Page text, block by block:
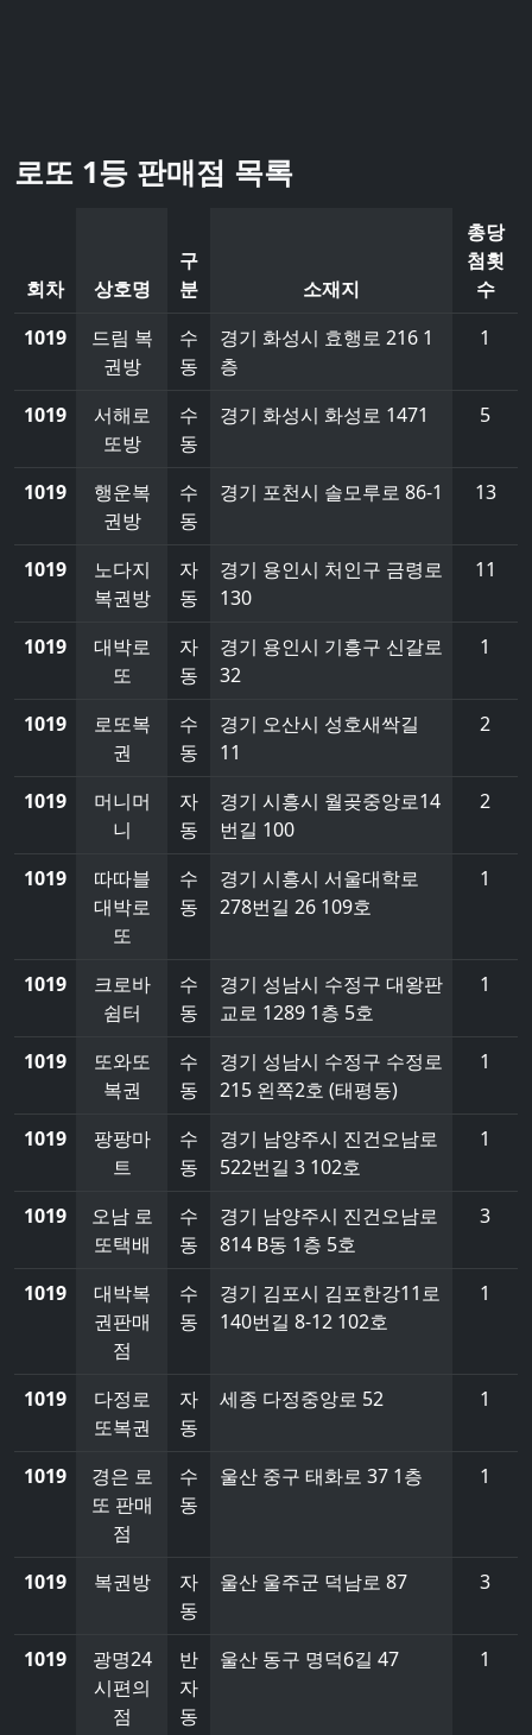
로또 1등 판매점 목록
회차 상호명
구
분
소재지
총당
첨횟
수
1019
드림 복
권방
수
동
경기 화성시 효행로 216 1
층
1
1019
서해로
또방
수
동
경기 화성시 화성로 1471 5
1019
행운복
권방
수
동
경기 포천시 솔모루로 86-1 13
1019
노다지
복권방
자
동
경기 용인시 처인구 금령로
130
11
1019
대박로
또
자
동
경기 용인시 기흥구 신갈로
32
1
1019
로또복
권
수
동
경기 오산시 성호새싹길
11
2
1019
머니머
니
자
동
경기 시흥시 월곶중앙로14
번길 100
2
1019
따따블
대박로
또
수
동
경기 시흥시 서울대학로
278번길 26 109호
1
1019
크로바
쉼터
수
동
경기 성남시 수정구 대왕판
교로 1289 1층 5호
1
1019
또와또
복권
수
동
경기 성남시 수정구 수정로
215 왼쪽2호 (태평동)
1
1019
팡팡마
트
수
동
경기 남양주시 진건오남로
522번길 3 102호
1
1019
오남 로
또택배
수
동
경기 남양주시 진건오남로
814 B동 1층 5호
3
1019
대박복
권판매
점
수
동
경기 김포시 김포한강11로
140번길 8-12 102호
1
1019
다정로
또복권
자
동
세종 다정중앙로 52 1
1019
경은 로
또 판매
점
수
동
울산 중구 태화로 37 1층 1
1019 복권방
자
동
울산 울주군 덕남로 87 3
1019
광명24
시편의
점
반
자
동
울산 동구 명덕6길 47 1